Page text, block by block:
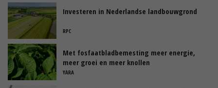
Investeren in Nederlandse landbouwgrond
RPC
Met fosfaatbladbemesting meer energie,
meer groei en meer knollen
YARA